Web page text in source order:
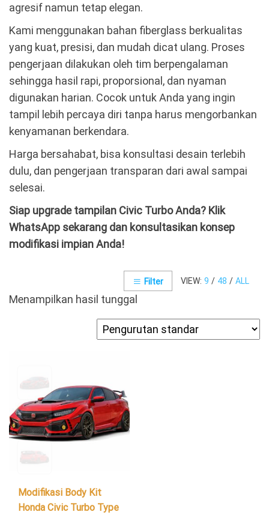
agresif namun tetap elegan.
Kami menggunakan bahan fiberglass berkualitas
yang kuat, presisi, dan mudah dicat ulang. Proses
pengerjaan dilakukan oleh tim berpengalaman
sehingga hasil rapi, proporsional, dan nyaman
digunakan harian. Cocok untuk Anda yang ingin
tampil lebih percaya diri tanpa harus mengorbankan
kenyamanan berkendara.
Harga bersahabat, bisa konsultasi desain terlebih
dulu, dan pengerjaan transparan dari awal sampai
selesai.
Siap upgrade tampilan Civic Turbo Anda? Klik
WhatsApp sekarang dan konsultasikan konsep
modifikasi impian Anda!
VIEW: 9 / 48 / ALL
Filter
Menampilkan hasil tunggal
Modifikasi Body Kit
Honda Civic Turbo Type